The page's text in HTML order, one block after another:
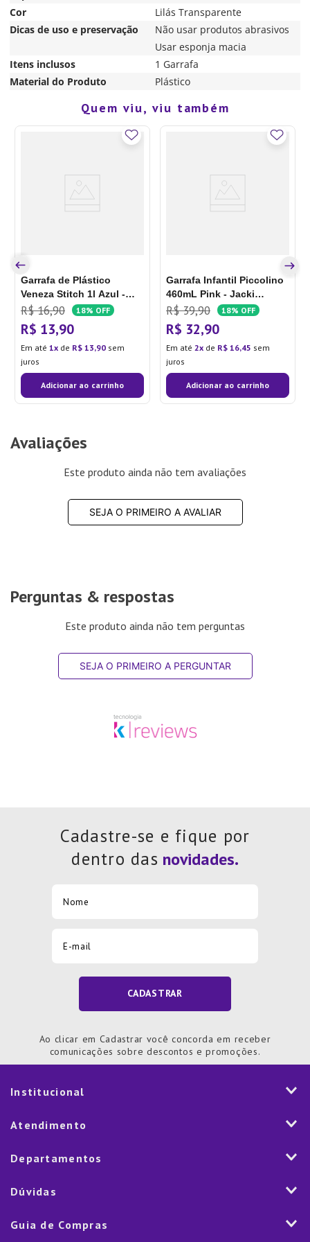
Cor
Lilás Transparente
Dicas de uso e preservação
Não usar produtos abrasivos
Usar esponja macia
Itens inclusos
1 Garrafa
Material do Produto
Plástico
Quem viu, viu também
Garrafa de Plástico
Veneza Stitch 1l Azul -
Tiba
R$ 16,90 18% OFF
R$ 13,90
Em até 1 de R$ 13,90 sem
juros
Adicionar ao carrinho
Garrafa Infantil Piccolino
460mL Pink - Jacki
Design
R$ 39,90 18% OFF
R$ 32,90
Em até 2 de R$ 16,45 sem
juros
Adicionar ao carrinho
Avaliações
Este produto ainda não tem avaliações
SEJA O PRIMEIRO A AVALIAR
Perguntas & respostas
Este produto ainda não tem perguntas
SEJA O PRIMEIRO A PERGUNTAR
Cadastre-se e fique por
dentro das
CADASTRAR
Ao clicar em Cadastrar você concorda em receber
comunicações sobre descontos e promoções.
Institucional
História
Nossas Lojas
Marketplace
Atendimento
Fale Conosco
Trocas e Devoluções
Departamentos
Mesa
Eletroportáteis
Dúvidas
Como Comprar
Guia de Compras